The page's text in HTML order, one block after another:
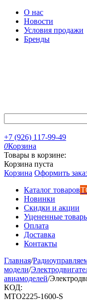
О нас
Новости
Условия продажи
Бренды
+7 (926) 117-99-49
0Корзина
Товары в корзине:
Корзина пуста
Корзина Оформить
Каталог товаров
Новинки
Скидки и акции
Уцененные
Оплата
Доставка
Контакты
Главная/
модели/
авиамоделей/
КОД:
MTO2225-1600-S